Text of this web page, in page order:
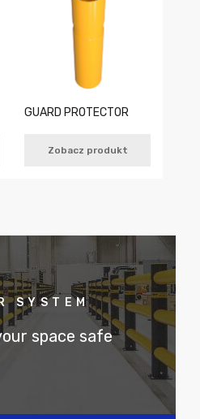
GUARD PROTECTOR
Zobacz produkt
SYSTEM
space safe